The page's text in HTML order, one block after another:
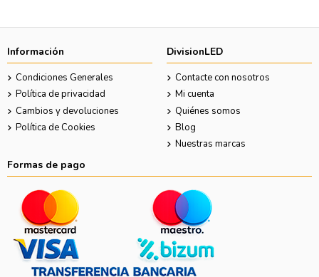
Información
Condiciones Generales
Política de privacidad
Cambios y devoluciones
Política de Cookies
DivisionLED
Contacte con nosotros
Mi cuenta
Quiénes somos
Blog
Nuestras marcas
Formas de pago